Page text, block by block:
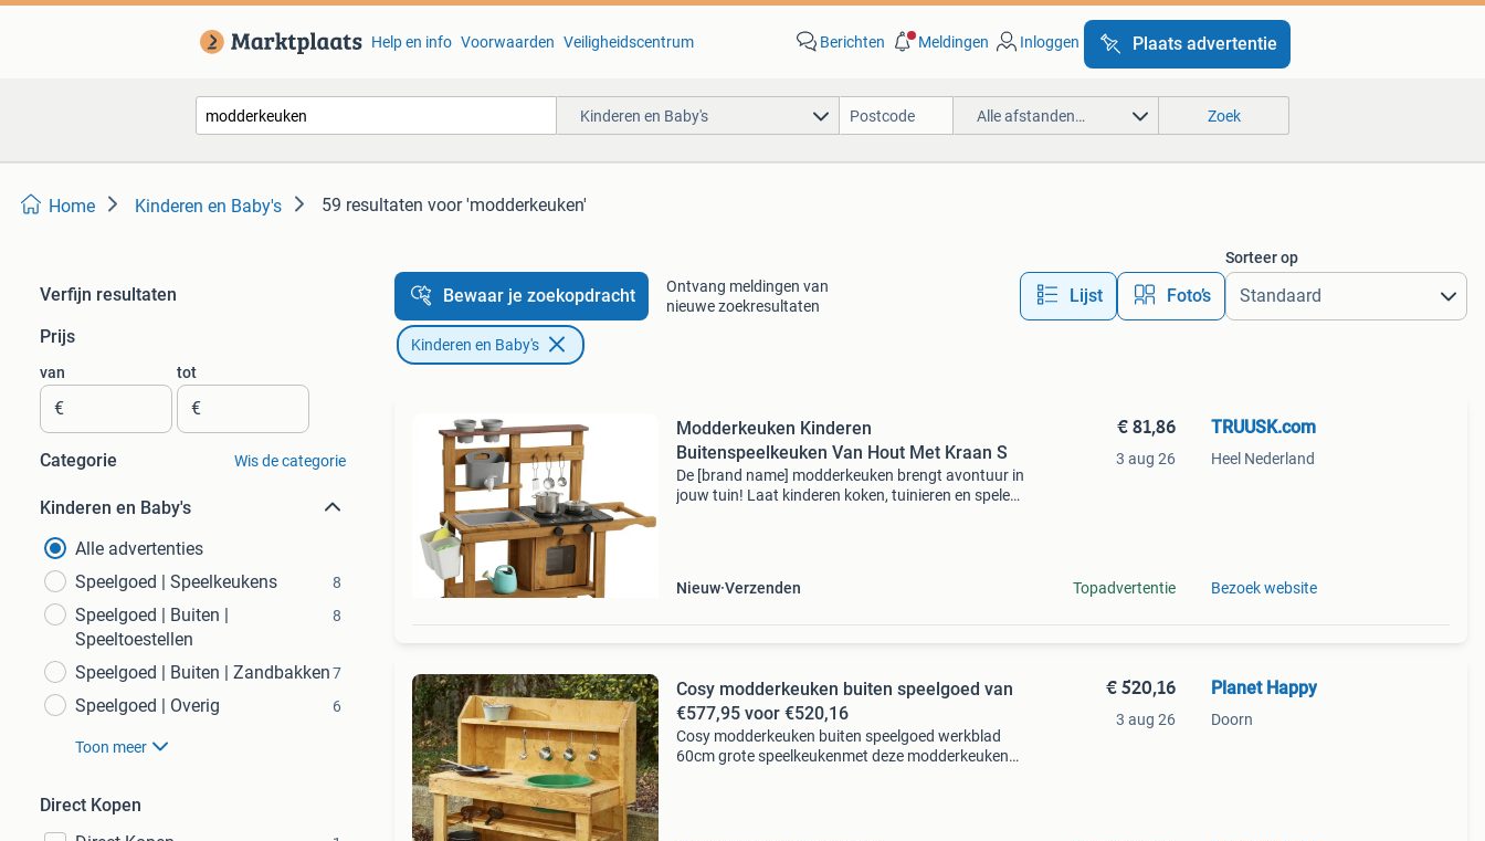
Help en info Voorwaarden Veiligheidscentrum Berichten Meldingen Inloggen Plaats advertentie
Kinderen en Baby's Alle afstanden… Zoek
Home Kinderen en Baby's 59 resultaten voor 'modderkeuken'
Verfijn resultaten
Prijs
van
€
tot
€
Categorie Wis de categorie
Kinderen en Baby's
Alle advertenties
Speelgoed | Speelkeukens
8
Speelgoed | Buiten |
Speeltoestellen
8
Speelgoed | Buiten | Zandbakken7
Speelgoed | Overig 6
Toon meer
Direct Kopen
Bewaar je zoekopdracht
Ontvang meldingen van
nieuwe zoekresultaten
Lijst Foto’s
Sorteer op
Kinderen en Baby's
Modderkeuken Kinderen
Buitenspeelkeuken Van Hout Met Kraan S
De [brand name] modderkeuken brengt avontuur in
jouw tuin! Laat kinderen koken, tuinieren en spelen
Nieuw Verzenden
€ 81,86
3 aug 26
Topadvertentie
TRUUSK.com
Heel Nederland
Bezoek website
Cosy modderkeuken buiten speelgoed van
€577,95 voor €520,16
Cosy modderkeuken buiten speelgoed werkblad
60cm grote speelkeukenmet deze modderkeuken
€ 520,16
3 aug 26
Planet Happy
Doorn